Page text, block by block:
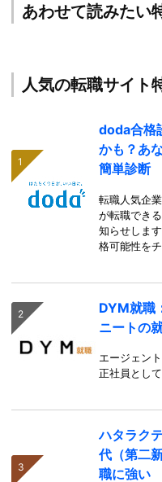
あわせて読みたい
人気の転職サイト
doda合格
かも？あ
簡単診断
転職人気企
が転職でき
知らせしま
格可能性を
DYM就職
ニートの
エージェン
正社員とし
ハタラク
代（第二
職に強い